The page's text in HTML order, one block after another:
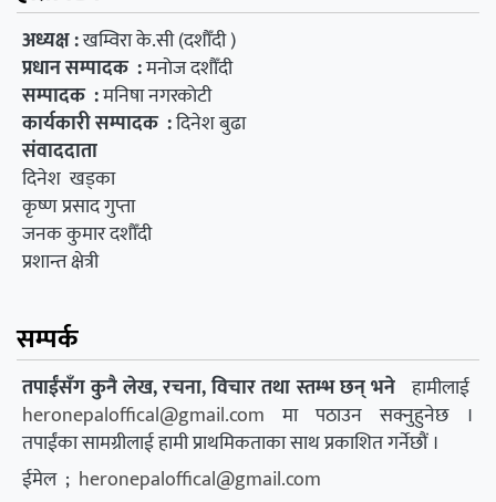
अध्यक्ष :खम्विरा के.सी (दशाैँदी )
प्रधान सम्पादक :मनाेज दशाैँदी
सम्पादक :मनिषा नगरकाेटी
कार्यकारी सम्पादक :दिनेश बुढा
संवाददाता
दिनेश खड्का
कृष्ण प्रसाद गुप्ता
जनक कुमार दशाैँदी
प्रशान्त क्षेत्री
सम्पर्क
तपाईंसँग कुनै लेख, रचना, विचार तथा स्तम्भ छन् भनेहामीलाई
heronepaloffical@gmail.com मा पठाउन सक्नुहुनेछ ।
तपाईंका सामग्रीलाई हामी प्राथमिकताका साथ प्रकाशित गर्नेछौं ।
ईमेल ; heronepaloffical@gmail.com